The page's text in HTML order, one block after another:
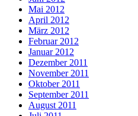
Mai 2012
April 2012
März 2012
Februar 2012
Januar 2012
Dezember 2011
November 2011
Oktober 2011
September 2011
August 2011